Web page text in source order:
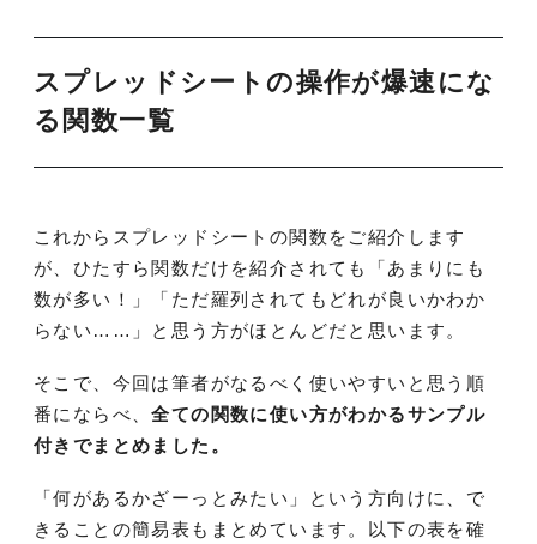
スプレッドシートの操作が爆速にな
る関数一覧
これからスプレッドシートの関数をご紹介します
が、ひたすら関数だけを紹介されても「あまりにも
数が多い！」「ただ羅列されてもどれが良いかわか
らない……」と思う方がほとんどだと思います。
そこで、今回は筆者がなるべく使いやすいと思う順
番にならべ、全ての関数に使い方がわかるサンプル
付きでまとめました。
「何があるかざーっとみたい」という方向けに、で
きることの簡易表もまとめています。以下の表を確